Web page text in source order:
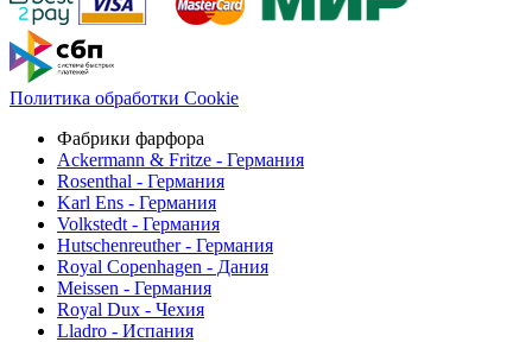
Политика обработки Cookie
Фабрики фарфора
Ackermann & Fritze - Германия
Rosenthal - Германия
Karl Ens - Германия
Volkstedt - Германия
Hutschenreuther - Германия
Royal Copenhagen - Дания
Meissen - Германия
Royal Dux - Чехия
Lladro - Испания